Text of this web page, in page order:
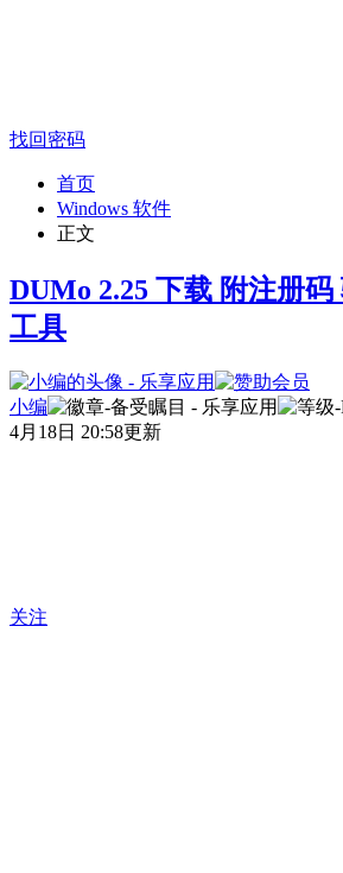
找回密码
首页
Windows 软件
正文
DUMo 2.25 下载 附注册
工具
小编
4月18日 20:58更新
关注